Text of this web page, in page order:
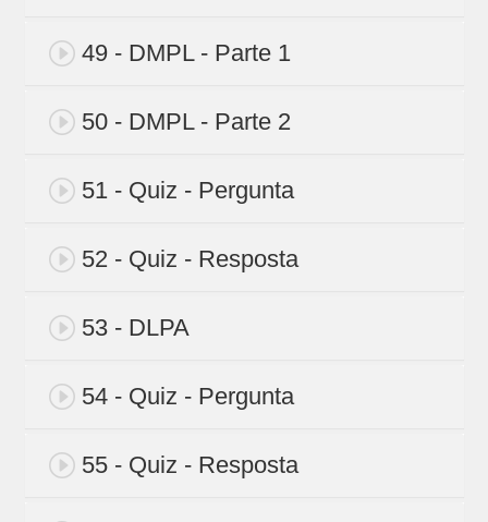
49 - DMPL - Parte 1
50 - DMPL - Parte 2
51 - Quiz - Pergunta
52 - Quiz - Resposta
53 - DLPA
54 - Quiz - Pergunta
55 - Quiz - Resposta